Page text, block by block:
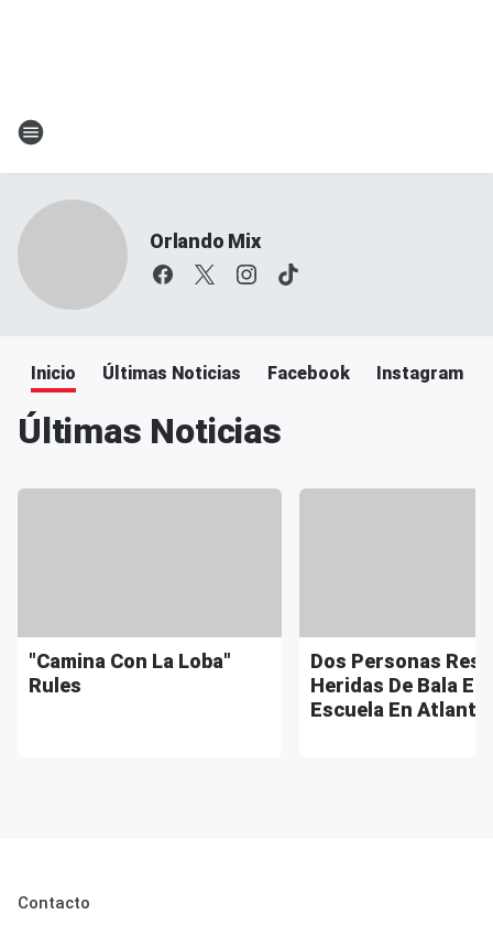
Orlando Mix
Inicio Últimas Noticias Facebook Instagram
Últimas Noticias
"Camina Con La Loba"
Rules
Dos Personas
Heridas De Bala En
Escuela En Atlanta
Contacto